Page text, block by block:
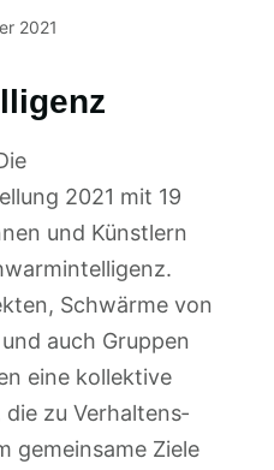
2021
2021 mit 19
und Künstlern
Schwärme von
auch Gruppen
eine kollektive
die zu Verhaltens­
gemeinsame Ziele